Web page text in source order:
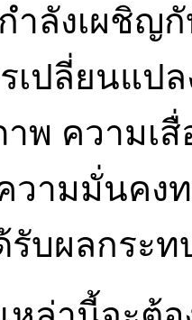
กำลังเผชิ
เปลี่ยนแป
พ ความเ
วามมั่นคง
บผลกระท